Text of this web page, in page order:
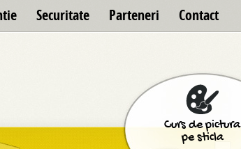
Curs de pictura
pe sticla
Securitate Parteneri Contact